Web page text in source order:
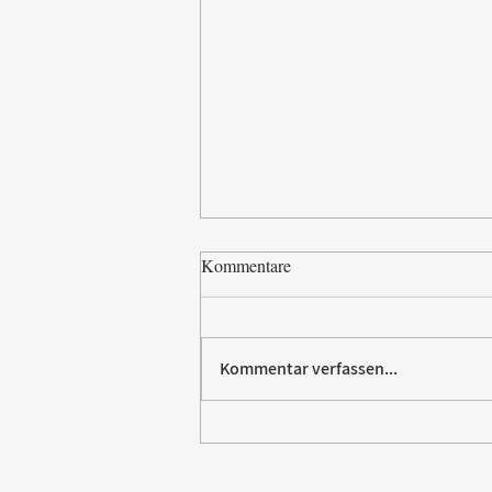
Kommentare
Kommentar verfassen...